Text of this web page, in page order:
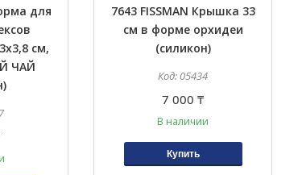
для
см,
ЧАЙ
7643 FISSMAN Крышка 33
см в форме орхидеи
(силикон)
05434
7 000 ₸
В наличии
Купить